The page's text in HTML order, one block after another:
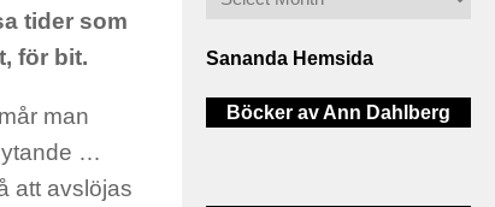
tider som
för bit.
man
…
att avslöjas
Sananda Hemsida
Böcker av Ann Dahlberg